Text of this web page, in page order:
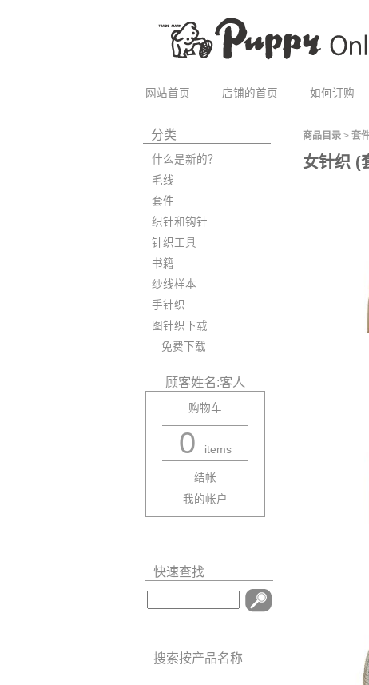
网站首页 店铺的首页 如何订购
分类
什么是新的？
毛线
套件
织针和钩针
针织工具
书籍
纱线样本
手针织
图针织下载
免费下载
顾客姓名:客人
购物车
0 items
结帐
我的帐户
快速查找
搜索按产品名称
商品目录 > 套
女针织 (